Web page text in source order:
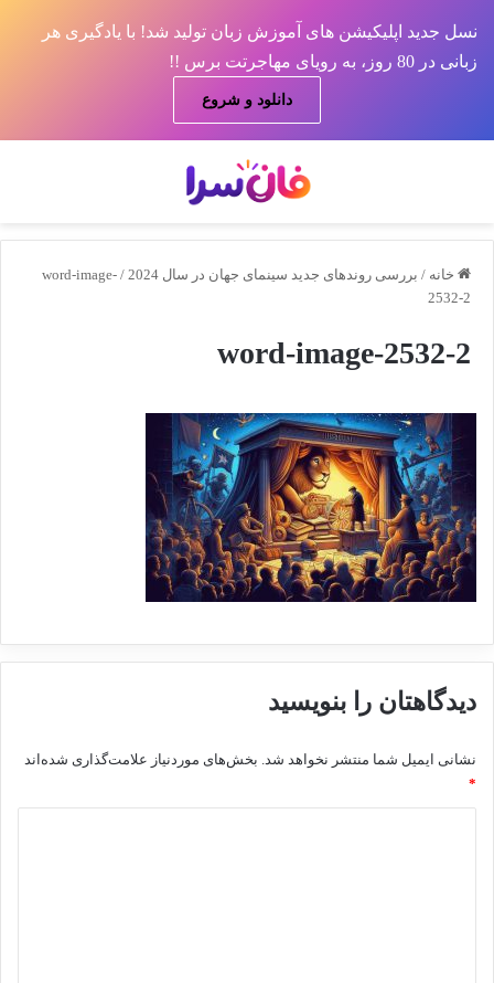
نسل جدید اپلیکیشن های آموزش زبان تولید شد! با یادگیری هر
زبانی در 80 روز، به رویای مهاجرتت برس !!
دانلود و شروع
خانه / بررسی روندهای جدید سینمای جهان در سال 2024 /
word-image-
2532-2
word-image-2532-2
دیدگاهتان را بنویسید
نشانی ایمیل شما منتشر نخواهد شد. بخش‌های موردنیاز علامت‌گذاری شده‌اند
*